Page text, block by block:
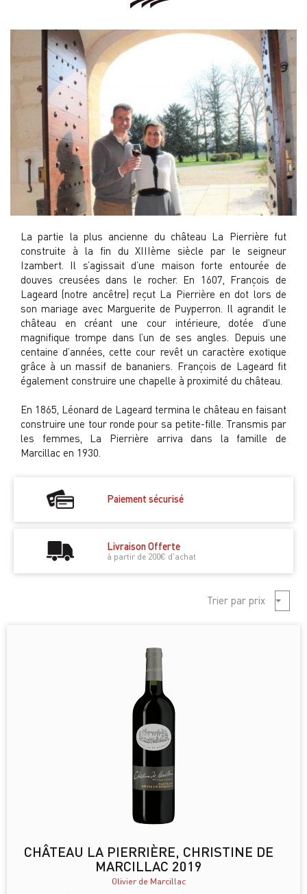
La partie la plus ancienne du château La Pierrière fut
construite à la fin du XIIIème siècle par le seigneur
Izambert. Il s’agissait d’une maison forte entourée de
douves creusées dans le rocher. En 1607, François de
Lageard (notre ancêtre) reçut La Pierrière en dot lors de
son mariage avec Marguerite de Puyperron. Il agrandit le
château en créant une cour intérieure, dotée d’une
magnifique trompe dans l’un de ses angles. Depuis une
centaine d’années, cette cour revêt un caractère exotique
grâce à un massif de bananiers. François de Lageard fit
également construire une chapelle à proximité du château.
En 1865, Léonard de Lageard termina le château en faisant
construire une tour ronde pour sa petite-fille. Transmis par
les femmes, La Pierrière arriva dans la famille de
Marcillac en 1930.
Paiement sécurisé
Livraison Offerte
à partir de 200€ d'achat
Trier par prix
CHÂTEAU LA PIERRIÈRE, CHRISTINE DE
MARCILLAC 2019
Olivier de Marcillac